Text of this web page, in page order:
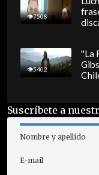
7508
5402
"La
Suscríbete a
Nombre y apellido
E-mail